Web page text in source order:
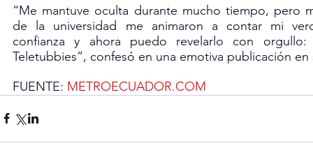
“Me mantuve oculta durante mucho tiempo, pero
de la universidad me animaron a contar mi
confianza y ahora puedo revelarlo con
Teletubbies”, confesó en una emotiva publicación
FUENTE: METROECUADOR.COM